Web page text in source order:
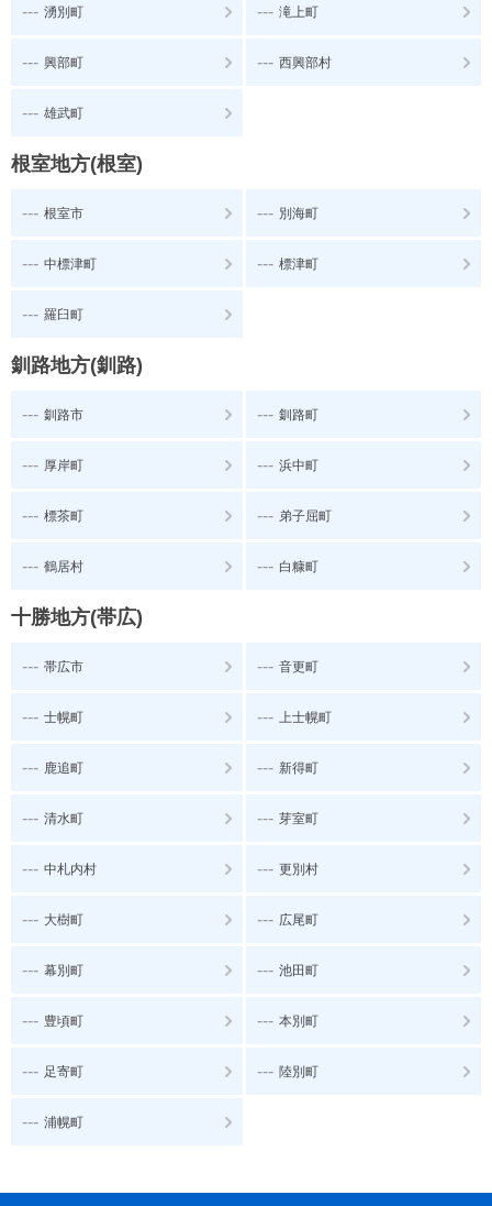
--- 湧別町 --- 滝上町
--- 興部町 --- 西興部村
--- 雄武町
根室地方(根室)
--- 根室市 --- 別海町
--- 中標津町 --- 標津町
--- 羅臼町
釧路地方(釧路)
--- 釧路市 --- 釧路町
--- 厚岸町 --- 浜中町
--- 標茶町 --- 弟子屈町
--- 鶴居村 --- 白糠町
十勝地方(帯広)
--- 帯広市 --- 音更町
--- 士幌町 --- 上士幌町
--- 鹿追町 --- 新得町
--- 清水町 --- 芽室町
--- 中札内村 --- 更別村
--- 大樹町 --- 広尾町
--- 幕別町 --- 池田町
--- 豊頃町 --- 本別町
--- 足寄町 --- 陸別町
--- 浦幌町